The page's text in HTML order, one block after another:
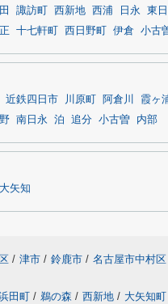
諏訪町 西新地 西浦 日永 東日
十七軒町 西日野町 伊倉 小古
近鉄四日市 川原町 阿倉川 霞ヶ
南日永 泊 追分 小古曽 内部
大矢知
/ 津市 / 鈴鹿市 / 名古屋市中村区
田町 / 鵜の森 / 西新地 / 大矢知町